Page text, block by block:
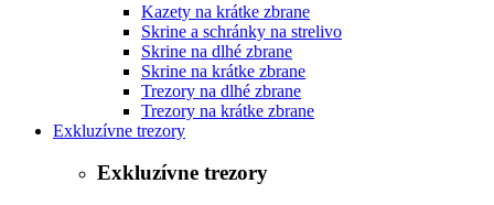
Kazety na krátke zbrane
Skrine a schránky na strelivo
Skrine na dlhé zbrane
Skrine na krátke zbrane
Trezory na dlhé zbrane
Trezory na krátke zbrane
Exkluzívne trezory
Exkluzívne trezory